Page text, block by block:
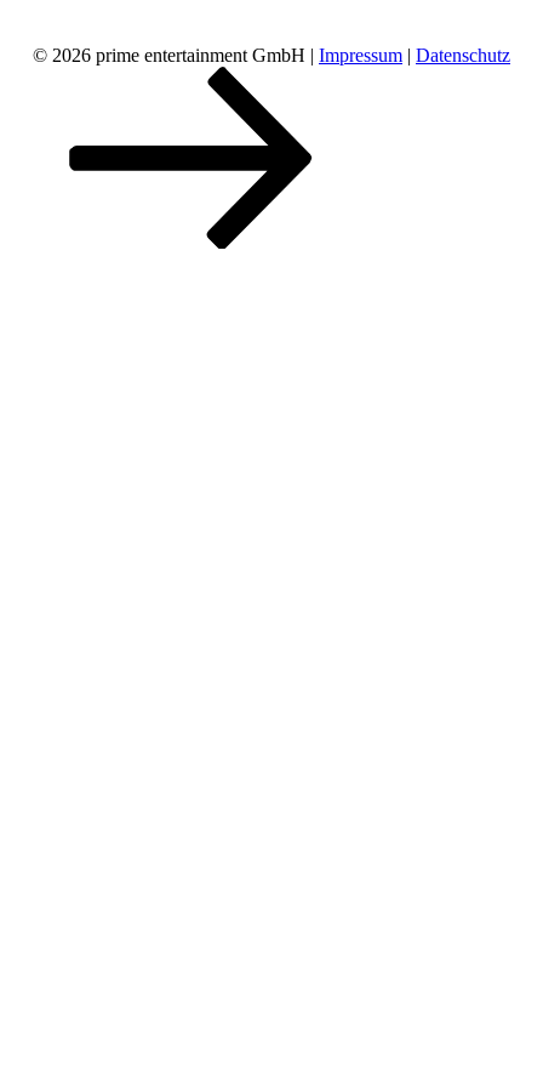
© 2026 prime entertainment GmbH | Impressum | Datenschutz